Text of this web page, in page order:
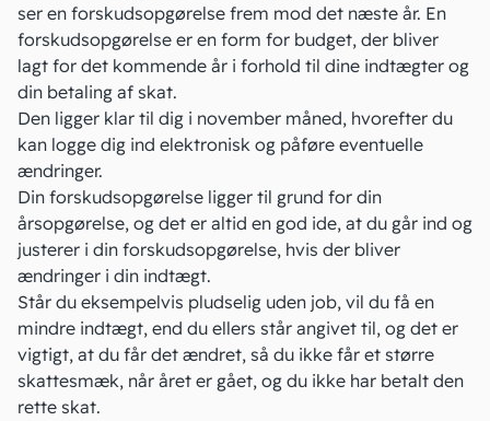
ser en forskudsopgørelse frem mod det næste år. En
forskudsopgørelse er en form for budget, der bliver
lagt for det kommende år i forhold til dine indtægter og
din betaling af skat.
Den ligger klar til dig i november måned, hvorefter du
kan logge dig ind elektronisk og påføre eventuelle
ændringer.
Din forskudsopgørelse ligger til grund for din
årsopgørelse, og det er altid en god ide, at du går ind og
justerer i din forskudsopgørelse, hvis der bliver
ændringer i din indtægt.
Står du eksempelvis pludselig uden job, vil du få en
mindre indtægt, end du ellers står angivet til, og det er
vigtigt, at du får det ændret, så du ikke får et større
skattesmæk, når året er gået, og du ikke har betalt den
rette skat.